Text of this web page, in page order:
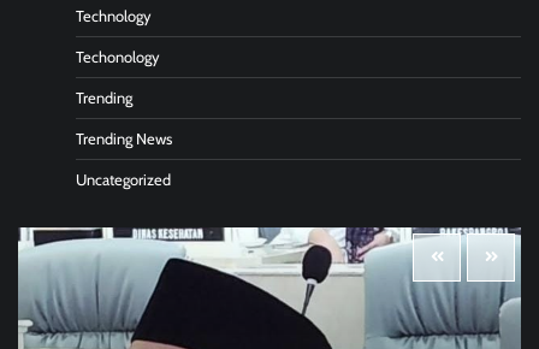
Technology
Techonology
Trending
Trending News
Uncategorized